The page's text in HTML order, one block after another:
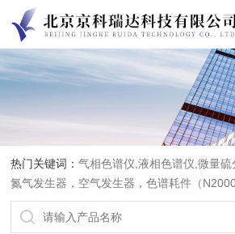
热门关键词：气相色谱仪,液相色谱仪,微量硫
氮气发生器，空气发生器，色谱耗件（
阀件、进样器、色谱担体），顶空进样器，
计，原子吸收分光光度计，傅立叶红外光谱